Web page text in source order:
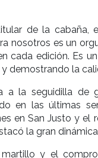
de la cabaña,
nosotros es un
cada edición. Es
demostrando la
a la seguidilla de
en las últimas
en San Justo y el
la gran
y el